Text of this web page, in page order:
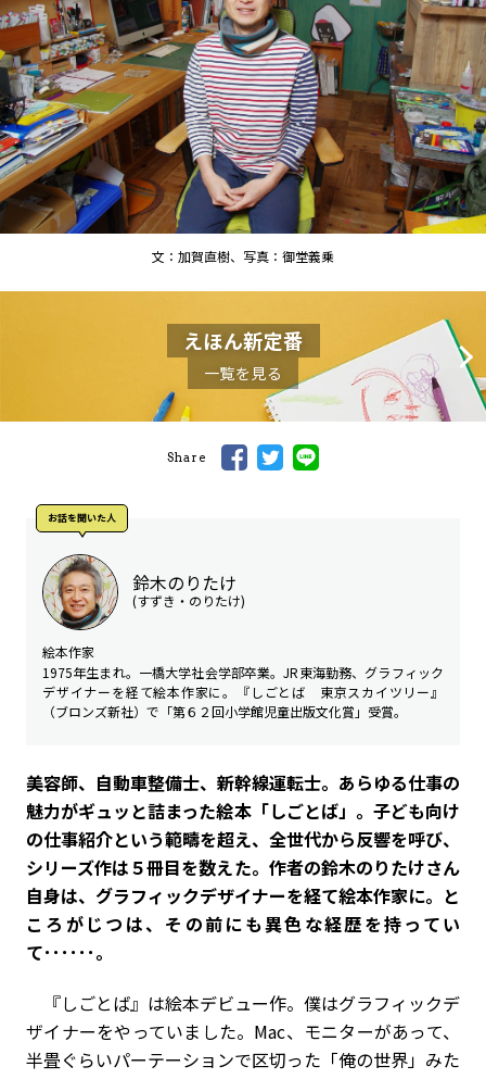
文：加賀直樹、写真：御堂義乗
えほん新定番
一覧を見る
Share
お話を聞いた⼈
鈴木のりたけ
(すずき・のりたけ)
絵本作家
1975年生まれ。一橋大学社会学部卒業。JR東海勤務、グラフィック
デザイナーを経て絵本作家に。『しごとば 東京スカイツリー』
（ブロンズ新社）で「第６２回小学館児童出版文化賞」受賞。
――美容師、自動車整備士、新幹線運転士。あらゆる仕事の
魅力がギュッと詰まった絵本「しごとば」。子ども向け
の仕事紹介という範疇を超え、全世代から反響を呼び、
シリーズ作は５冊目を数えた。作者の鈴木のりたけさん
自身は、グラフィックデザイナーを経て絵本作家に。と
ころがじつは、その前にも異色な経歴を持ってい
て･･････。
『しごとば』は絵本デビュー作。僕はグラフィックデ
ザイナーをやっていました。Mac、モニターがあって、
半畳ぐらいパーテーションで区切った「俺の世界」みた